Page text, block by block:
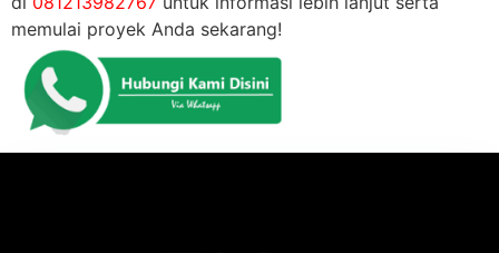
memulai proyek Anda sekarang!